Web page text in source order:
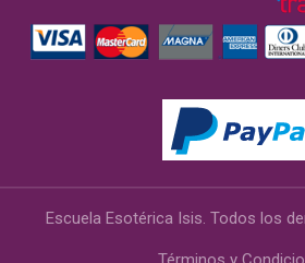
Escuela Esotérica Isis. Todos los